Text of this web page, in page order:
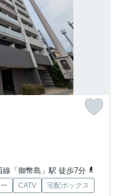
線「御幣島」駅 徒歩7分
CATV
宅配ボックス